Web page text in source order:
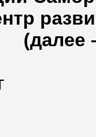
(далее